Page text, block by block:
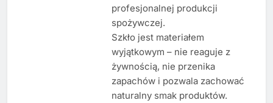
profesjonalnej produkcji
spożywczej.
Szkło jest materiałem
wyjątkowym – nie reaguje z
żywnością, nie przenika
zapachów i pozwala zachować
naturalny smak produktów.